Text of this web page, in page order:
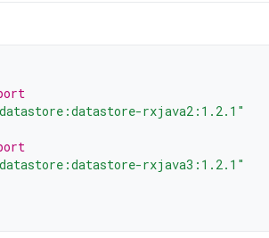
rxjava2:1.2.1"
rxjava3:1.2.1"